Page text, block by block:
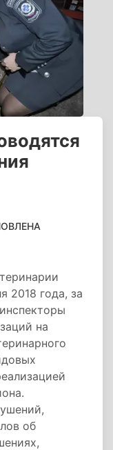
2018 года, за
на
об